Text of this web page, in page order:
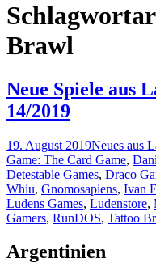
Brawl
Neue Spiele aus
14/2019
19. August 2019Neues aus
Game: The Card Game,
Detestable Games, Draco
Whiu, Gnomosapiens, Ivan
Ludens Games, Ludenstore,
Gamers, RunDOS, Tattoo
Argentinien